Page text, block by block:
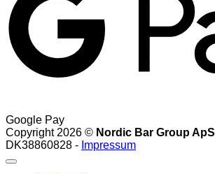
Google Pay
Copyright 2026 © Nordic Bar Group ApS
DK38860828 - Impressum